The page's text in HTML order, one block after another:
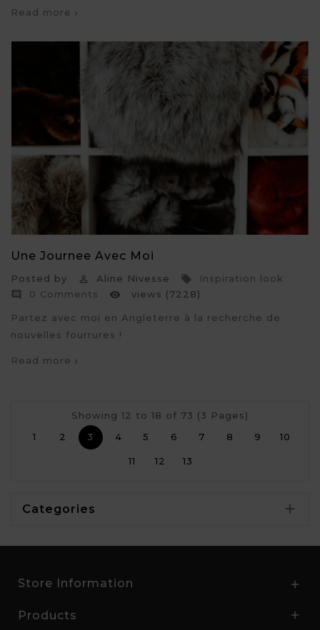
Read more
Une Journee Avec Moi
Posted by  Aline Nivesse 
Inspiration look

0 Comments  views (7228)
Partez avec moi en Angleterre à la recherche de
nouvelles fourrures !
Read more
Showing 12 to 18 of 73 (3 Pages)
1
2 3 4 5 6 7 8 9 10
11 12 13
Categories 
Store Information 
Products 